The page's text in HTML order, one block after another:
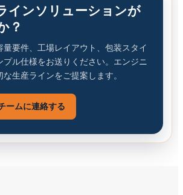
インソリューションが
？
量要件、工場レイアウト、包装スタイ
プル仕様をお送りください。エンジニ
生産ラインをご提案します。
ームに連絡する